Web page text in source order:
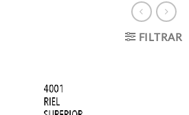
FILTRAR